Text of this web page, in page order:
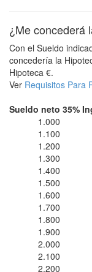
¿Me concederá
Con el Sueldo
concedería la
Hipoteca €.
Ver Requisitos Para
Sueldo neto 35%
1.000
1.100
1.200
1.300
1.400
1.500
1.600
1.700
1.800
1.900
2.000
2.100
2.200